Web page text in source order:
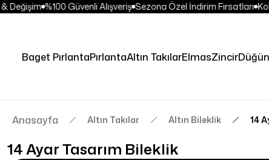
%100 Güvenli Alışveriş Sezona Özel İndirim Fırsatları
Baget PırlantaPırlantaAltın TakılarElmasZincir
Anasayfa Altın Takılar Altın Bileklik 14
14 Ayar Tasarım Bileklik